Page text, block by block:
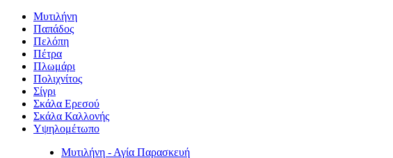
Μυτιλήνη
Παπάδος
Πελόπη
Πέτρα
Πλωμάρι
Πολιχνίτος
Σίγρι
Σκάλα Ερεσού
Σκάλα Καλλονής
Υψηλομέτωπο
Μυτιλήνη - Αγία Παρασκευή